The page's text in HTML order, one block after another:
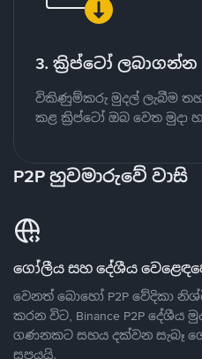
3. ක්‍රිප්ටෝ ලබාගන්න
විකිණුම්කරු මුදල් ලැබීම
කළ ක්‍රිප්ටෝ ඔබ වෙත මුදා
P2P හුවමාරුවේ වාසි
ගෝලීය සහ දේශීය
වෙනත් බොහෝ P2P වේදිකා
කරන විට, Binance P2P දේශීය
ගණනකට සහය දක්වන සැබෑ
සපයයි.